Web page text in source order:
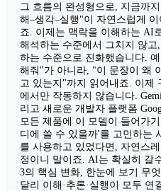
그 흐름의 완성형으로, 지금까
해–생각–실행"이 자연스럽게
죠. 이제는 맥락을 이해하는 AI
해석하는 수준에서 그치지 않
하는 수준으로 진화했습니다.
해줘"가 아니라, "이 문장이 왜
고 있는지"까지 읽어내죠. 이제
에서만 작동하지 않습니다.
리고 새로운 개발자 플랫폼
모든 제품에 이 모델이 들어가
디에 쓸 수 있을까'를 고민하는
를 사용하고 있었다면, 자연스
정이니 말이죠. AI는 확실히 갈
3의 핵심 변화, 한눈에 보기 무
달리 이해·추론·실행이 모두 연